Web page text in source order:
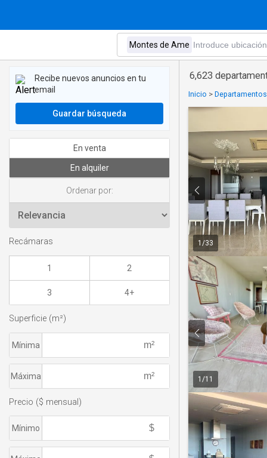
6,623
Inicio >
1 /33
1 /11
Recibe nuevos anuncios en tu
email
Guardar búsqueda
En venta
En alquiler
Ordenar por:
Recámaras
1 2
3 4+
Superficie (m²)
Mínima
Máxima
Precio ($ mensual)
Mínimo